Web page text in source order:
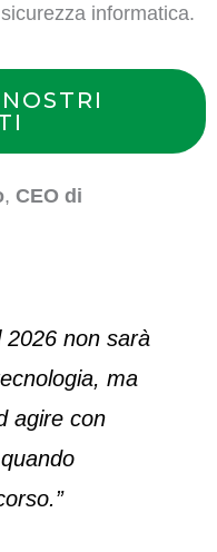
informatica.
, CEO di
2026 non sarà
ma
agire con